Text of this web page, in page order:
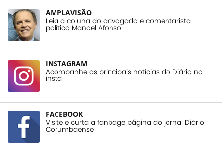
AMPLAVISÃO
Leia a coluna do advogado e comentarista
político Manoel Afonso
INSTAGRAM
Acompanhe as principais notícias do Diário no
insta
FACEBOOK
Visite e curta a fanpage página do jornal Diário
Corumbaense